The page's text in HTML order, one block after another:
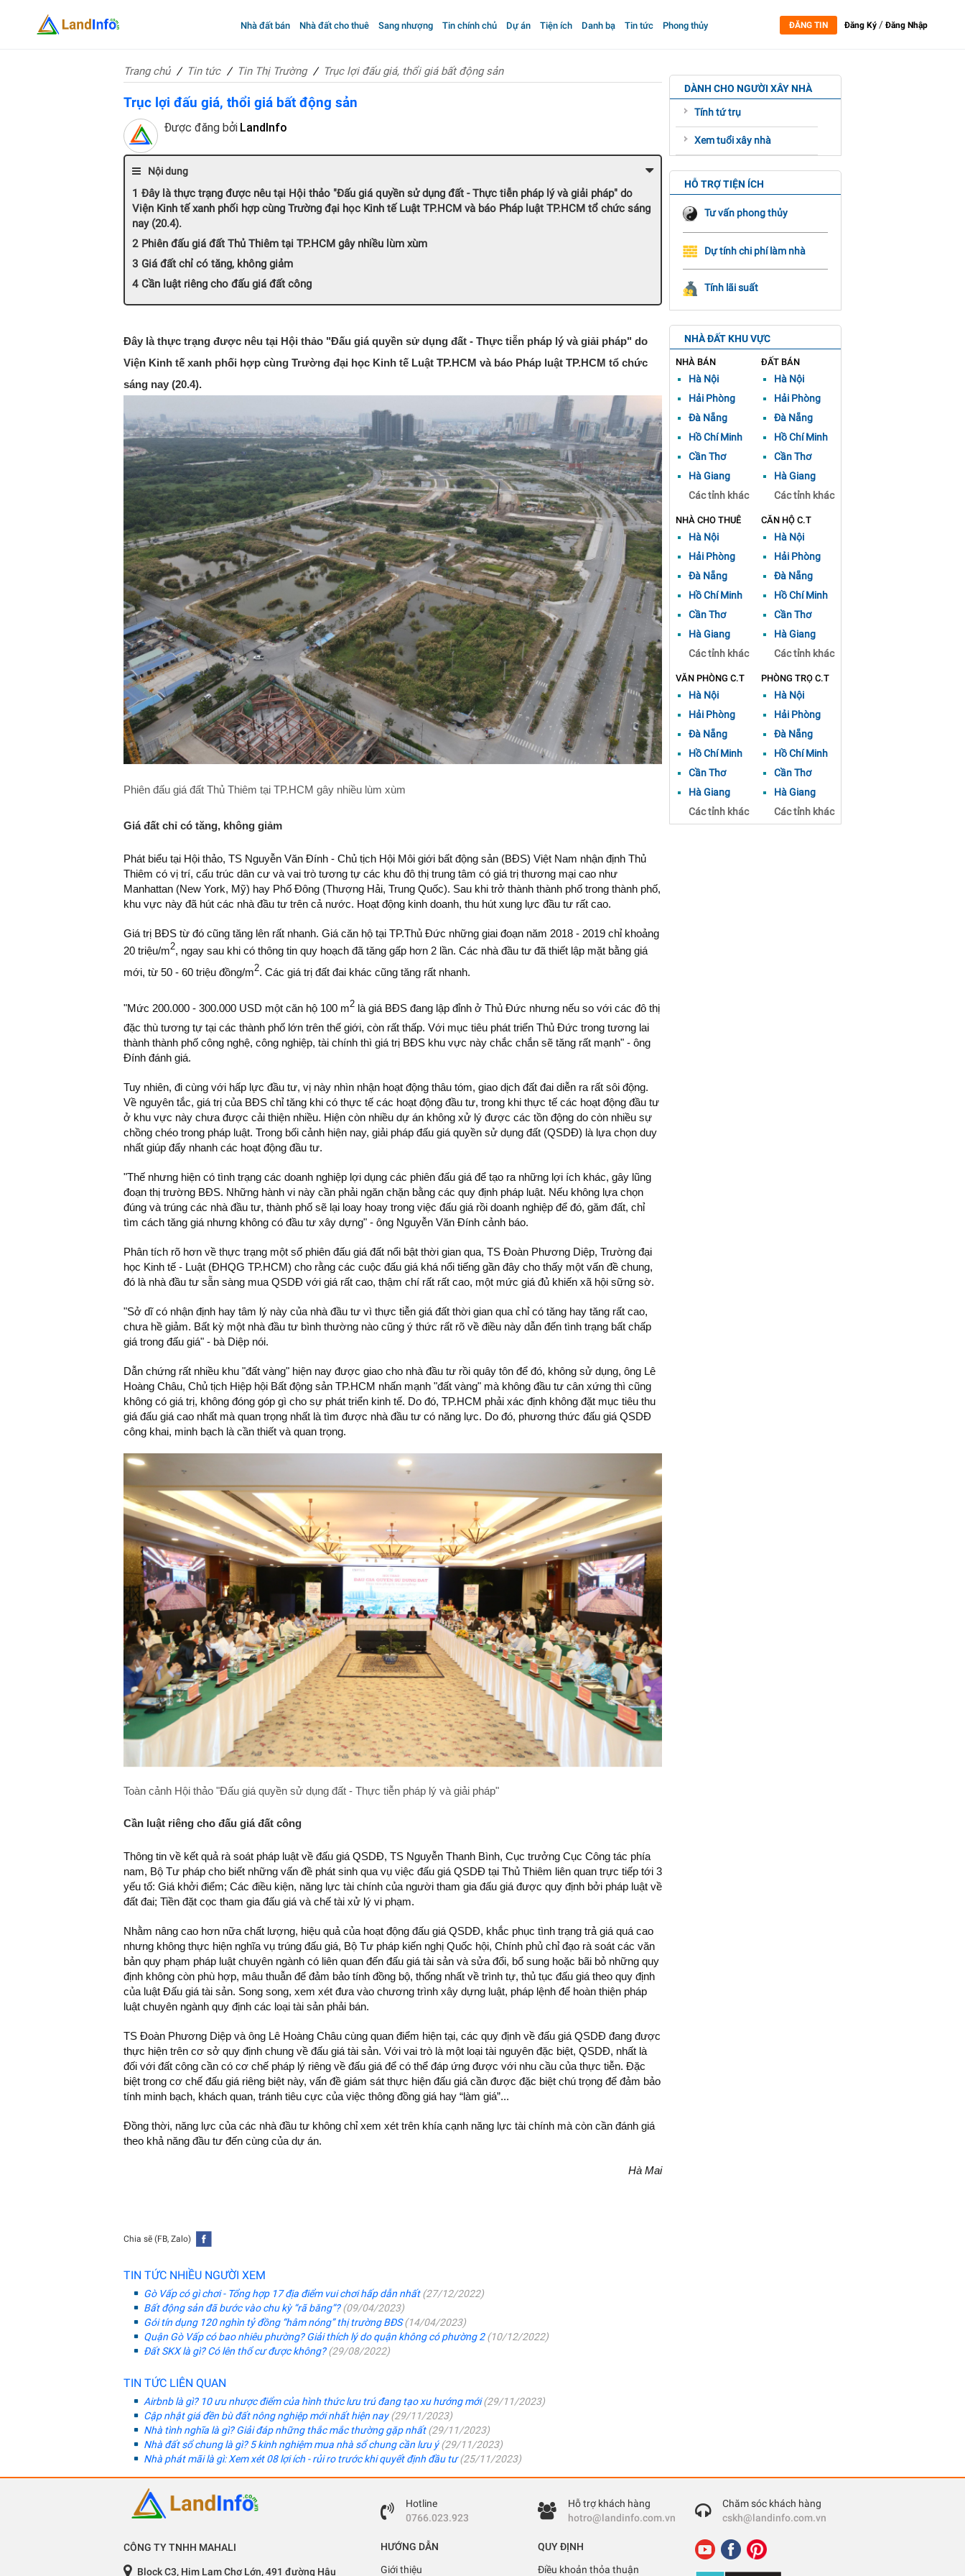
Nhà đất bán Nhà đất cho thuê Sang nhượng Tin chính chủ Dự án Tiện ích Danh bạ Tin tức Phong thủy ĐĂNG TIN Đăng Ký /Đăng Nhập
Trang chủ Tin tức Tin Thị Trường Trục lợi đấu giá, thổi giá bất động sản
Trục lợi đấu giá, thổi giá bất động sản
Được đăng bởi LandInfo
Nội dung
Đây là thực trạng được nêu tại Hội thảo "Đấu giá quyền sử dụng đất - Thực tiễn pháp lý và giải pháp" do
Viện Kinh tế xanh phối hợp cùng Trường đại học Kinh tế Luật TP.HCM và báo Pháp luật TP.HCM tổ chức sáng
nay (20.4).
Phiên đấu giá đất Thủ Thiêm tại TP.HCM gây nhiều lùm xùm
Giá đất chỉ có tăng, không giảm
Cần luật riêng cho đấu giá đất công
Đây là thực trạng được nêu tại Hội thảo "Đấu giá quyền sử dụng đất - Thực tiễn pháp lý và giải pháp" do
Viện Kinh tế xanh phối hợp cùng Trường đại học Kinh tế Luật TP.HCM và báo Pháp luật TP.HCM tổ chức
sáng nay (20.4).
Phiên đấu giá đất Thủ Thiêm tại TP.HCM gây nhiều lùm xùm
Giá đất chỉ có tăng, không giảm
Phát biểu tại Hội thảo, TS Nguyễn Văn Đính - Chủ tịch Hội Môi giới bất động sản (BĐS) Việt Nam nhận định Thủ
Thiêm có vị trí, cấu trúc dân cư và vai trò tương tự các khu đô thị trung tâm có giá trị thương mại cao như
Manhattan (New York, Mỹ) hay Phố Đông (Thượng Hải, Trung Quốc). Sau khi trở thành thành phố trong thành phố,
khu vực này đã hút các nhà đầu tư trên cả nước. Hoạt động kinh doanh, thu hút xung lực đầu tư rất cao.
Giá trị BĐS từ đó cũng tăng lên rất nhanh. Giá căn hộ tại TP.Thủ Đức những giai đoạn năm 2018 - 2019 chỉ khoảng
20 triệu/m2, ngay sau khi có thông tin quy hoạch đã tăng gấp hơn 2 lần. Các nhà đầu tư đã thiết lập mặt bằng giá
mới, từ 50 - 60 triệu đồng/m2. Các giá trị đất đai khác cũng tăng rất nhanh.
"Mức 200.000 - 300.000 USD một căn hộ 100 m2 là giá BĐS đang lập đỉnh ở Thủ Đức nhưng nếu so với các đô thị
đặc thù tương tự tại các thành phố lớn trên thế giới, còn rất thấp. Với mục tiêu phát triển Thủ Đức trong tương lai
thành thành phố công nghệ, công nghiệp, tài chính thì giá trị BĐS khu vực này chắc chắn sẽ tăng rất mạnh" - ông
Đính đánh giá.
Tuy nhiên, đi cùng với hấp lực đầu tư, vị này nhìn nhận hoạt động thâu tóm, giao dịch đất đai diễn ra rất sôi động.
Về nguyên tắc, giá trị của BĐS chỉ tăng khi có thực tế các hoạt động đầu tư, trong khi thực tế các hoạt động đầu tư
ở khu vực này chưa được cải thiện nhiều. Hiện còn nhiều dự án không xử lý được các tồn động do còn nhiều sự
chồng chéo trong pháp luật. Trong bối cảnh hiện nay, giải pháp đấu giá quyền sử dụng đất (QSDĐ) là lựa chọn duy
nhất giúp đẩy nhanh các hoạt động đầu tư.
"Thế nhưng hiện có tình trạng các doanh nghiệp lợi dụng các phiên đấu giá để tạo ra những lợi ích khác, gây lũng
đoạn thị trường BĐS. Những hành vi này cần phải ngăn chặn bằng các quy định pháp luật. Nếu không lựa chọn
đúng và trúng các nhà đầu tư, thành phố sẽ lại loay hoay trong việc đấu giá rồi doanh nghiệp để đó, găm đất, chỉ
tìm cách tăng giá nhưng không có đầu tư xây dựng" - ông Nguyễn Văn Đính cảnh báo.
Phân tích rõ hơn về thực trạng một số phiên đấu giá đất nổi bật thời gian qua, TS Đoàn Phương Diệp, Trường đại
học Kinh tế - Luật (ĐHQG TP.HCM) cho rằng các cuộc đấu giá khá nổi tiếng gần đây cho thấy một vấn đề chung,
đó là nhà đầu tư sẵn sàng mua QSDĐ với giá rất cao, thậm chí rất rất cao, một mức giá đủ khiến xã hội sững sờ.
"Sở dĩ có nhận định hay tâm lý này của nhà đầu tư vì thực tiễn giá đất thời gian qua chỉ có tăng hay tăng rất cao,
chưa hề giảm. Bất kỳ một nhà đầu tư bình thường nào cũng ý thức rất rõ về điều này dẫn đến tình trạng bất chấp
giá trong đấu giá" - bà Diệp nói.
Dẫn chứng rất nhiều khu "đất vàng" hiện nay được giao cho nhà đầu tư rồi quây tôn để đó, không sử dụng, ông Lê
Hoàng Châu, Chủ tịch Hiệp hội Bất động sản TP.HCM nhấn mạnh "đất vàng" mà không đầu tư cân xứng thì cũng
không có giá trị, không đóng góp gì cho sự phát triển kinh tế. Do đó, TP.HCM phải xác định không đặt mục tiêu thu
giá đấu giá cao nhất mà quan trọng nhất là tìm được nhà đầu tư có năng lực. Do đó, phương thức đấu giá QSDĐ
công khai, minh bạch là cần thiết và quan trọng.
Toàn cảnh Hội thảo "Đấu giá quyền sử dụng đất - Thực tiễn pháp lý và giải pháp"
Cần luật riêng cho đấu giá đất công
Thông tin về kết quả rà soát pháp luật về đấu giá QSDĐ, TS Nguyễn Thanh Bình, Cục trưởng Cục Công tác phía
nam, Bộ Tư pháp cho biết những vấn đề phát sinh qua vụ việc đấu giá QSDĐ tại Thủ Thiêm liên quan trực tiếp tới 3
yếu tố: Giá khởi điểm; Các điều kiện, năng lực tài chính của người tham gia đấu giá được quy định bởi pháp luật về
đất đai; Tiền đặt cọc tham gia đấu giá và chế tài xử lý vi phạm.
Nhằm nâng cao hơn nữa chất lượng, hiệu quả của hoạt động đấu giá QSDĐ, khắc phục tình trạng trả giá quá cao
nhưng không thực hiện nghĩa vụ trúng đấu giá, Bộ Tư pháp kiến nghị Quốc hội, Chính phủ chỉ đạo rà soát các văn
bản quy phạm pháp luật chuyên ngành có liên quan đến đấu giá tài sản và sửa đổi, bổ sung hoặc bãi bỏ những quy
định không còn phù hợp, mâu thuẫn để đảm bảo tính đồng bộ, thống nhất về trình tự, thủ tục đấu giá theo quy định
của luật Đấu giá tài sản. Song song, xem xét đưa vào chương trình xây dựng luật, pháp lệnh để hoàn thiện pháp
luật chuyên ngành quy định các loại tài sản phải bán.
TS Đoàn Phương Diệp và ông Lê Hoàng Châu cùng quan điểm hiện tại, các quy định về đấu giá QSDĐ đang được
thực hiện trên cơ sở quy định chung về đấu giá tài sản. Với vai trò là một loại tài nguyên đặc biệt, QSDĐ, nhất là
đối với đất công cần có cơ chế pháp lý riêng về đấu giá để có thể đáp ứng được với nhu cầu của thực tiễn. Đặc
biệt trong cơ chế đấu giá riêng biệt này, vấn đề giám sát thực hiện đấu giá cần được đặc biệt chú trọng để đảm bảo
tính minh bạch, khách quan, tránh tiêu cực của việc thông đồng giá hay “làm giá”...
Đồng thời, năng lực của các nhà đầu tư không chỉ xem xét trên khía cạnh năng lực tài chính mà còn cần đánh giá
theo khả năng đầu tư đến cùng của dự án.
Hà Mai
Chia sẽ (FB, Zalo)
TIN TỨC NHIỀU NGƯỜI XEM
Gò Vấp có gì chơi - Tổng hợp 17 địa điểm vui chơi hấp dẫn nhất(27/12/2022)
Bất động sản đã bước vào chu kỳ “rã băng”?(09/04/2023)
Gói tín dụng 120 nghìn tỷ đồng “hâm nóng” thị trường BĐS(14/04/2023)
Quận Gò Vấp có bao nhiêu phường? Giải thích lý do quận không có phường 2(10/12/2022)
Đất SKX là gì? Có lên thổ cư được không?(29/08/2022)
TIN TỨC LIÊN QUAN
Airbnb là gì? 10 ưu nhược điểm của hình thức lưu trú đang tạo xu hướng mới(29/11/2023)
Cập nhật giá đền bù đất nông nghiệp mới nhất hiện nay(29/11/2023)
Nhà tình nghĩa là gì? Giải đáp những thắc mắc thường gặp nhất(29/11/2023)
Nhà đất sổ chung là gì? 5 kinh nghiệm mua nhà sổ chung cần lưu ý(29/11/2023)
Nhà phát mãi là gì: Xem xét 08 lợi ích - rủi ro trước khi quyết định đầu tư(25/11/2023)
DÀNH CHO NGƯỜI XÂY NHÀ
Tính tứ trụ
Xem tuổi xây nhà
HỖ TRỢ TIỆN ÍCH
Tư vấn phong thủy
Dự tính chi phí làm nhà
Tính lãi suất
NHÀ ĐẤT KHU VỰC
NHÀ BÁN
Hà Nội
Hải Phòng
Đà Nẵng
Hồ Chí Minh
Cần Thơ
Hà Giang
Các tỉnh khác
ĐẤT BÁN
Hà Nội
Hải Phòng
Đà Nẵng
Hồ Chí Minh
Cần Thơ
Hà Giang
Các tỉnh khác
NHÀ CHO THUÊ
Hà Nội
Hải Phòng
Đà Nẵng
Hồ Chí Minh
Cần Thơ
Hà Giang
Các tỉnh khác
CĂN HỘ C.T
Hà Nội
Hải Phòng
Đà Nẵng
Hồ Chí Minh
Cần Thơ
Hà Giang
Các tỉnh khác
VĂN PHÒNG C.T
Hà Nội
Hải Phòng
Đà Nẵng
Hồ Chí Minh
Cần Thơ
Hà Giang
Các tỉnh khác
PHÒNG TRỌ C.T
Hà Nội
Hải Phòng
Đà Nẵng
Hồ Chí Minh
Cần Thơ
Hà Giang
Các tỉnh khác
CÔNG TY TNHH MAHALI
Block C3, Him Lam Chợ Lớn, 491 đường Hậu
Hotline
0766.023.923
Hỗ trợ khách hàng
hotro@landinfo.com.vn
Chăm sóc khách hàng
cskh@landinfo.com.vn
HƯỚNG DẪN
Giới thiệu
QUY ĐỊNH
Điều khoản thỏa thuận